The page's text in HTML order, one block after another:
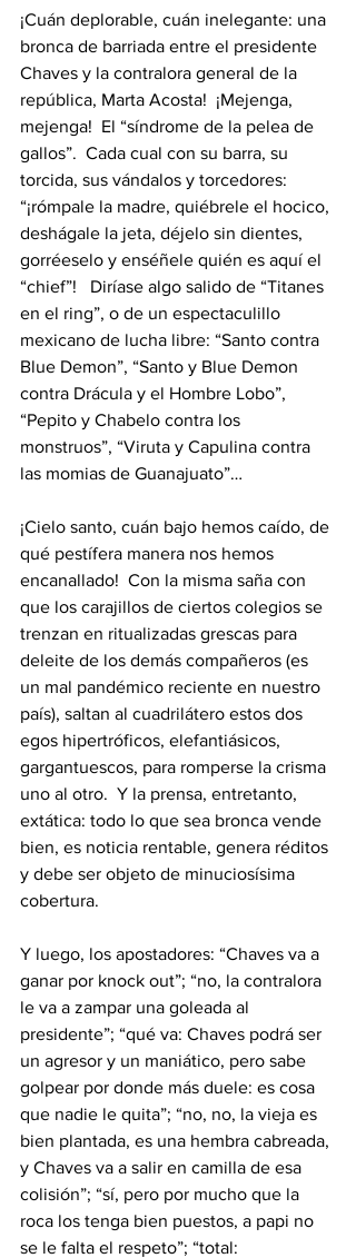
¡Cuán deplorable, cuán inelegante: una
bronca de barriada entre el presidente
Chaves y la contralora general de la
república, Marta Acosta!  ¡Mejenga,
mejenga!  El “síndrome de la pelea de
gallos”.  Cada cual con su barra, su
torcida, sus vándalos y torcedores:
“¡rómpale la madre, quiébrele el hocico,
deshágale la jeta, déjelo sin dientes,
gorréeselo y enséñele quién es aquí el
“chief”!   Diríase algo salido de “Titanes
en el ring”, o de un espectaculillo
mexicano de lucha libre: “Santo contra
Blue Demon”, “Santo y Blue Demon
contra Drácula y el Hombre Lobo”,
“Pepito y Chabelo contra los
monstruos”, “Viruta y Capulina contra
las momias de Guanajuato”…
¡Cielo santo, cuán bajo hemos caído, de
qué pestífera manera nos hemos
encanallado!  Con la misma saña con
que los carajillos de ciertos colegios se
trenzan en ritualizadas grescas para
deleite de los demás compañeros (es
un mal pandémico reciente en nuestro
país), saltan al cuadrilátero estos dos
egos hipertróficos, elefantiásicos,
gargantuescos, para romperse la crisma
uno al otro.  Y la prensa, entretanto,
extática: todo lo que sea bronca vende
bien, es noticia rentable, genera réditos
y debe ser objeto de minuciosísima
cobertura.
Y luego, los apostadores: “Chaves va a
ganar por knock out”; “no, la contralora
le va a zampar una goleada al
presidente”; “qué va: Chaves podrá ser
un agresor y un maniático, pero sabe
golpear por donde más duele: es cosa
que nadie le quita”; “no, no, la vieja es
bien plantada, es una hembra cabreada,
y Chaves va a salir en camilla de esa
colisión”; “sí, pero por mucho que la
roca los tenga bien puestos, a papi no
se le falta el respeto”; “total: